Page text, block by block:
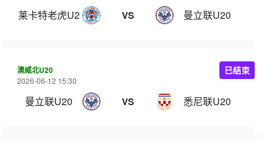
莱卡特老虎U20 VS 曼立联U20
澳威北U20
2026-06-12 15:30
曼立联U20 VS 悉尼联U20
已结束